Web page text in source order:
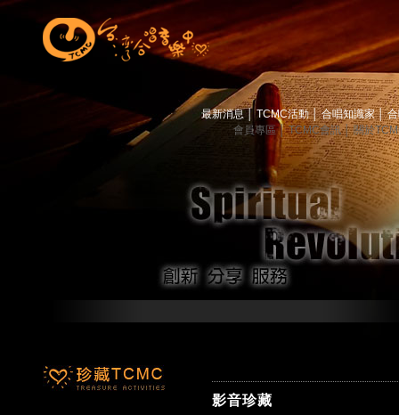
最新消息 TCMC活動│ 合唱知識家│
會員專區│ TCMC會訊│ 關於
影音珍藏